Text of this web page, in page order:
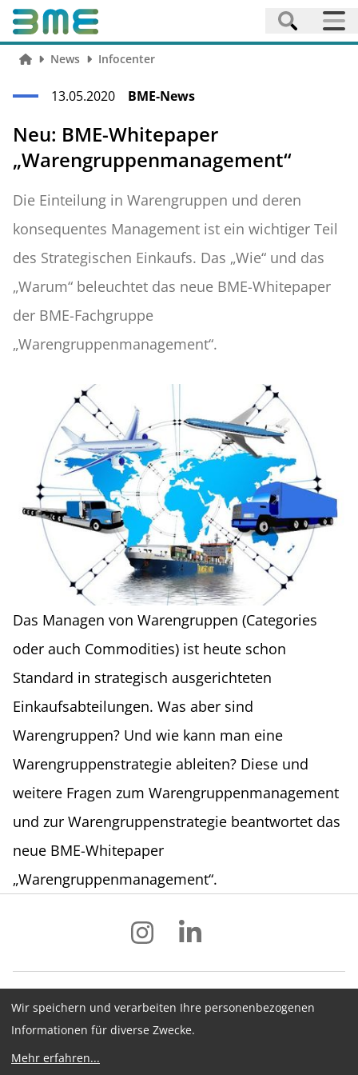
News Infocenter
13.05.2020 BME-News
Neu: BME-Whitepaper
„Warengruppenmanagement“
Die Einteilung in Warengruppen und deren
konsequentes Management ist ein wichtiger Teil
des Strategischen Einkaufs. Das „Wie“ und das
„Warum“ beleuchtet das neue BME-Whitepaper
der BME-Fachgruppe
„Warengruppenmanagement“.
Das Managen von Warengruppen (Categories
oder auch Commodities) ist heute schon
Standard in strategisch ausgerichteten
Einkaufsabteilungen. Was aber sind
Warengruppen? Und wie kann man eine
Warengruppenstrategie ableiten? Diese und
weitere Fragen zum Warengruppenmanagement
und zur Warengruppenstrategie beantwortet das
neue BME-Whitepaper
„Warengruppenmanagement“.
Impressum Datenschutz
AGB
Hinweisgebersystem
Newsletter
Cookie-Konfiguration
Wir speichern und verarbeiten Ihre personenbezogenen
Informationen für diverse Zwecke.
Mehr erfahren...